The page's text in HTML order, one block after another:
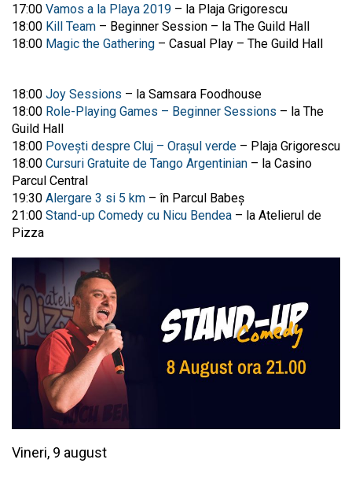
17:00 Vamos a la Playa 2019 – la Plaja Grigorescu
18:00 Kill Team – Beginner Session – la The Guild Hall
18:00 Magic the Gathering – Casual Play – The Guild Hall
18:00 Joy Sessions – la Samsara Foodhouse
18:00 Role-Playing Games – Beginner Sessions – la The
Guild Hall
18:00 Povești despre Cluj – Orașul verde – Plaja Grigorescu
18:00 Cursuri Gratuite de Tango Argentinian – la Casino
Parcul Central
19:30 Alergare 3 si 5 km – în Parcul Babeș
21:00 Stand-up Comedy cu Nicu Bendea – la Atelierul de
Pizza
Vineri, 9 august